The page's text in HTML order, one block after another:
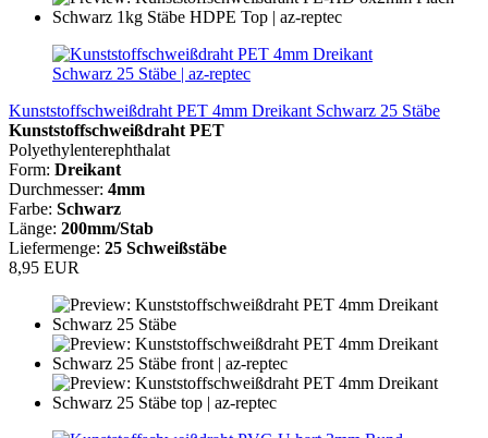
Kunststoffschweißdraht PET 4mm Dreikant Schwarz 25 Stäbe
Kunststoffschweißdraht PET
Polyethylenterephthalat
Form: Dreikant
Durchmesser: 4mm
Farbe: Schwarz
Länge: 200mm/Stab
Liefermenge: 25 Schweißstäbe
8,95 EUR